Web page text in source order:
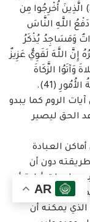
بِأَنَّهُمْ ظُلِمُوا وَإِنَّ اللَّهَ عَلَى نَصْرِهِمْ لَقَدِيرٌ (39) ‏الَّذِينَ أُخْرِجُوا مِن
دَفْعُ اللَّهِ النَّاسَ
وَمَسَاجِدُ يُذْكَرُ
إِنَّ اللَّهَ لَقَوِيٌّ عَزِيزٌ
وَآتَوُا الزَّكَاةَ
وَأَمَرُوا بِالْمَعْرُوفِ وَنَهَوْا عَنِ الْمُنكَرِ وَلِلَّهِ عَاقِبَةُ الأُمُورِ ‏‏(41).
الروم كما يبدو
الحق ليصير
العبادة
دون أن
أولية أن
أن يلاحظ بأنه
يمكنه أن
AR